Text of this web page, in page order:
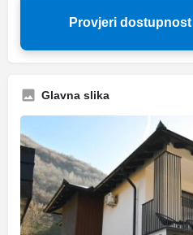
Provjeri
Glavna slika